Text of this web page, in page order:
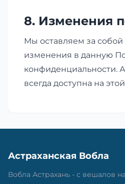
8. Изменения
Мы оставляем за собой
изменения в данную
конфиденциальности.
всегда доступна на
Астраханская Вобла
Вобла Астрахань - с вешалов